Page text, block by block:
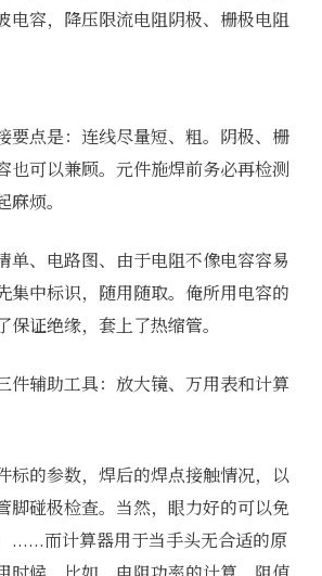
电容，降压限流电阻阴极、栅极电阻
要点是：连线尽量短、粗。阴极、栅
也可以兼顾。元件施焊前务必再检测
烦。
单、电路图、由于电阻不像电容容易
集中标识，随用随取。俺所用电容的
证绝缘，套上了热缩管。
件辅助工具：放大镜、万用表和计算
标的参数，焊后的焊点接触情况，以
脚碰极检查。当然，眼力好的可以免
......而计算器用于当手头无合适的原